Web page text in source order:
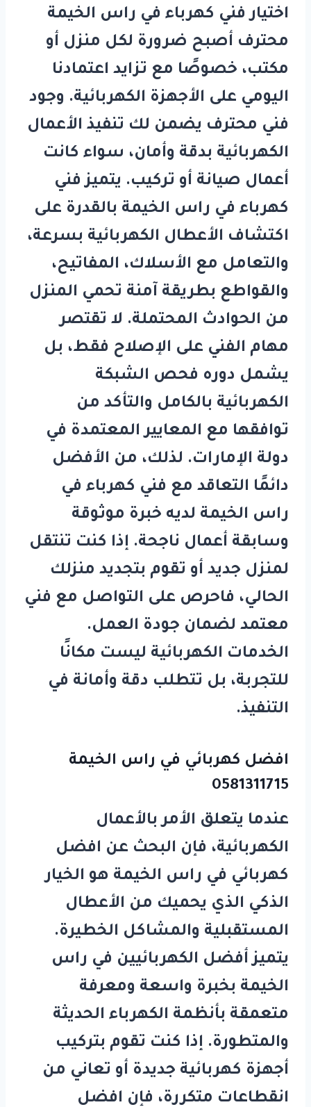
اختيار فني كهرباء في راس الخيمة
محترف أصبح ضرورة لكل منزل أو
مكتب، خصوصًا مع تزايد اعتمادنا
اليومي على الأجهزة الكهربائية. وجود
فني محترف يضمن لك تنفيذ الأعمال
الكهربائية بدقة وأمان، سواء كانت
أعمال صيانة أو تركيب. يتميز فني
كهرباء في راس الخيمة بالقدرة على
اكتشاف الأعطال الكهربائية بسرعة،
والتعامل مع الأسلاك، المفاتيح،
والقواطع بطريقة آمنة تحمي المنزل
من الحوادث المحتملة. لا تقتصر
مهام الفني على الإصلاح فقط، بل
يشمل دوره فحص الشبكة
الكهربائية بالكامل والتأكد من
توافقها مع المعايير المعتمدة في
دولة الإمارات. لذلك، من الأفضل
دائمًا التعاقد مع فني كهرباء في
راس الخيمة لديه خبرة موثوقة
وسابقة أعمال ناجحة. إذا كنت تنتقل
لمنزل جديد أو تقوم بتجديد منزلك
الحالي، فاحرص على التواصل مع فني
معتمد لضمان جودة العمل.
الخدمات الكهربائية ليست مكانًا
للتجربة، بل تتطلب دقة وأمانة في
التنفيذ.
افضل كهربائي في راس الخيمة
0581311715
عندما يتعلق الأمر بالأعمال
الكهربائية، فإن البحث عن افضل
كهربائي في راس الخيمة هو الخيار
الذكي الذي يحميك من الأعطال
المستقبلية والمشاكل الخطيرة.
يتميز أفضل الكهربائيين في راس
الخيمة بخبرة واسعة ومعرفة
متعمقة بأنظمة الكهرباء الحديثة
والمتطورة. إذا كنت تقوم بتركيب
أجهزة كهربائية جديدة أو تعاني من
انقطاعات متكررة، فإن افضل